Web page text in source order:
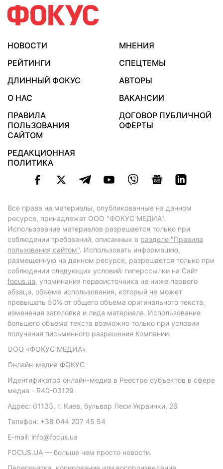
НОВОСТИ
МНЕНИЯ
РЕЙТИНГИ
СПЕЦТЕМЫ
ДЛИННЫЙ ФОКУС
АВТОРЫ
О НАС
ВАКАНСИИ
ПРАВИЛА
ПОЛЬЗОВАНИЯ
САЙТОМ
ДОГОВОР ПУБЛИЧНОЙ
ОФЕРТЫ
РЕДАКЦИОННАЯ
ПОЛИТИКА
Все права на материалы, опубликованные на данном
ресурсе, принадлежат ООО "ФОКУС МЕДИА".
Использование материалов разрешается только при
соблюдении требований, описанных в разделе "Правила
пользования сайтом". Использовать информацию,
размещенную на данном ресурсе, разрешается только при
соблюдении следующих условий: гиперссылки на Сайт
focus.ua, упоминания первоисточника не ниже первого
абзаца, объема использования, который не может
превышать 50% от общего объема оригинального текста,
изменения заголовка и лида материала. Использование
большего объема текста возможно только при условии
получения письменного разрешения Компании.
ООО «ФОКУС МЕДИА»
Онлайн-медиа ФОКУС
Идентификатор онлайн-медиа в Реестре субъектов в сфере
медиа - R40-03129
Адрес: 01133, г. Киев, бульвар Леси Украинки, 26
Телефон: +38 044 207 45 54
E-mail: info@focus.ua
FOCUS.UA — больше чем просто новости.